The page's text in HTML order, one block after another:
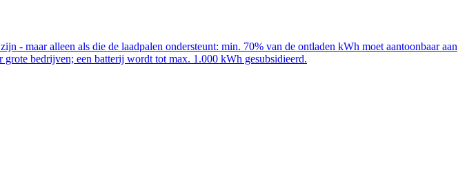
- maar alleen als die de laadpalen ondersteunt: min. 70% van de ontladen kWh moet aantoonbaar aan
bedrijven; een batterij wordt tot max. 1.000 kWh gesubsidieerd.